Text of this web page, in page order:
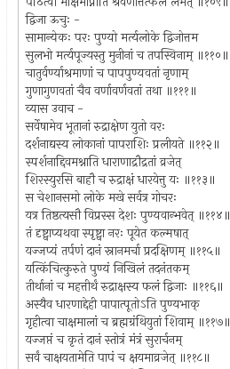
द्विजा ऊचुः -
सामान्येकः परः पुण्यो मर्त्यलोके द्विजोत्तम
सुलभो मर्त्यपूज्यस्तु मुनीनां च तपस्विनाम् ॥११०॥
चातुर्वर्ण्याश्रमाणां च पापपुण्यवतां नृणाम्
गुणागुणवतां चैव वर्णावर्णवतां तथा ॥१११॥
व्यास उवाच -
सर्वेषामेव भूतानां रुद्राक्षेण युतो वरः
दर्शनाद्यस्य लोकानां पापराशिः प्रलीयते ॥११२॥
स्पर्शनाद्दिवमश्नाति धाराणाद्रौद्रतां व्रजेत्
शिरस्युरसि बाहौ च रुद्राक्षं धारयेत्तु यः ॥११३॥
स चेशानसमो लोके मखे सर्वत्र गोचरः
यत्र तिष्ठत्यसौ विप्रस्स देशः पुण्यवान्भवेत् ॥११४॥
तं दृष्ट्वाप्यथवा स्पृष्ट्वा नरः पूयेत कल्मषात्
यज्जप्यं तर्पणं दानं स्नानमर्चा प्रदक्षिणम् ॥११५॥
यत्किंचित्कुरुते पुण्यं निखिलं तदनंतकम्
तीर्थानां च महत्तीर्थं रुद्राक्षस्य फलं द्विजाः ॥११६॥
अस्यैव धारणाद्देही पापात्पूतोऽति पुण्यभाक्
गृहीत्वा चाक्षमालां च ब्रह्मग्रंथियुतां शिवाम् ॥११७॥
यज्जप्तं च कृतं दानं स्तोत्रं मंत्रं सुरार्चनम्
सर्वं चाक्षयतामेति पापं च क्षयमाव्रजेत् ॥११८॥